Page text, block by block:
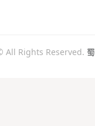
All Rights Reserved.